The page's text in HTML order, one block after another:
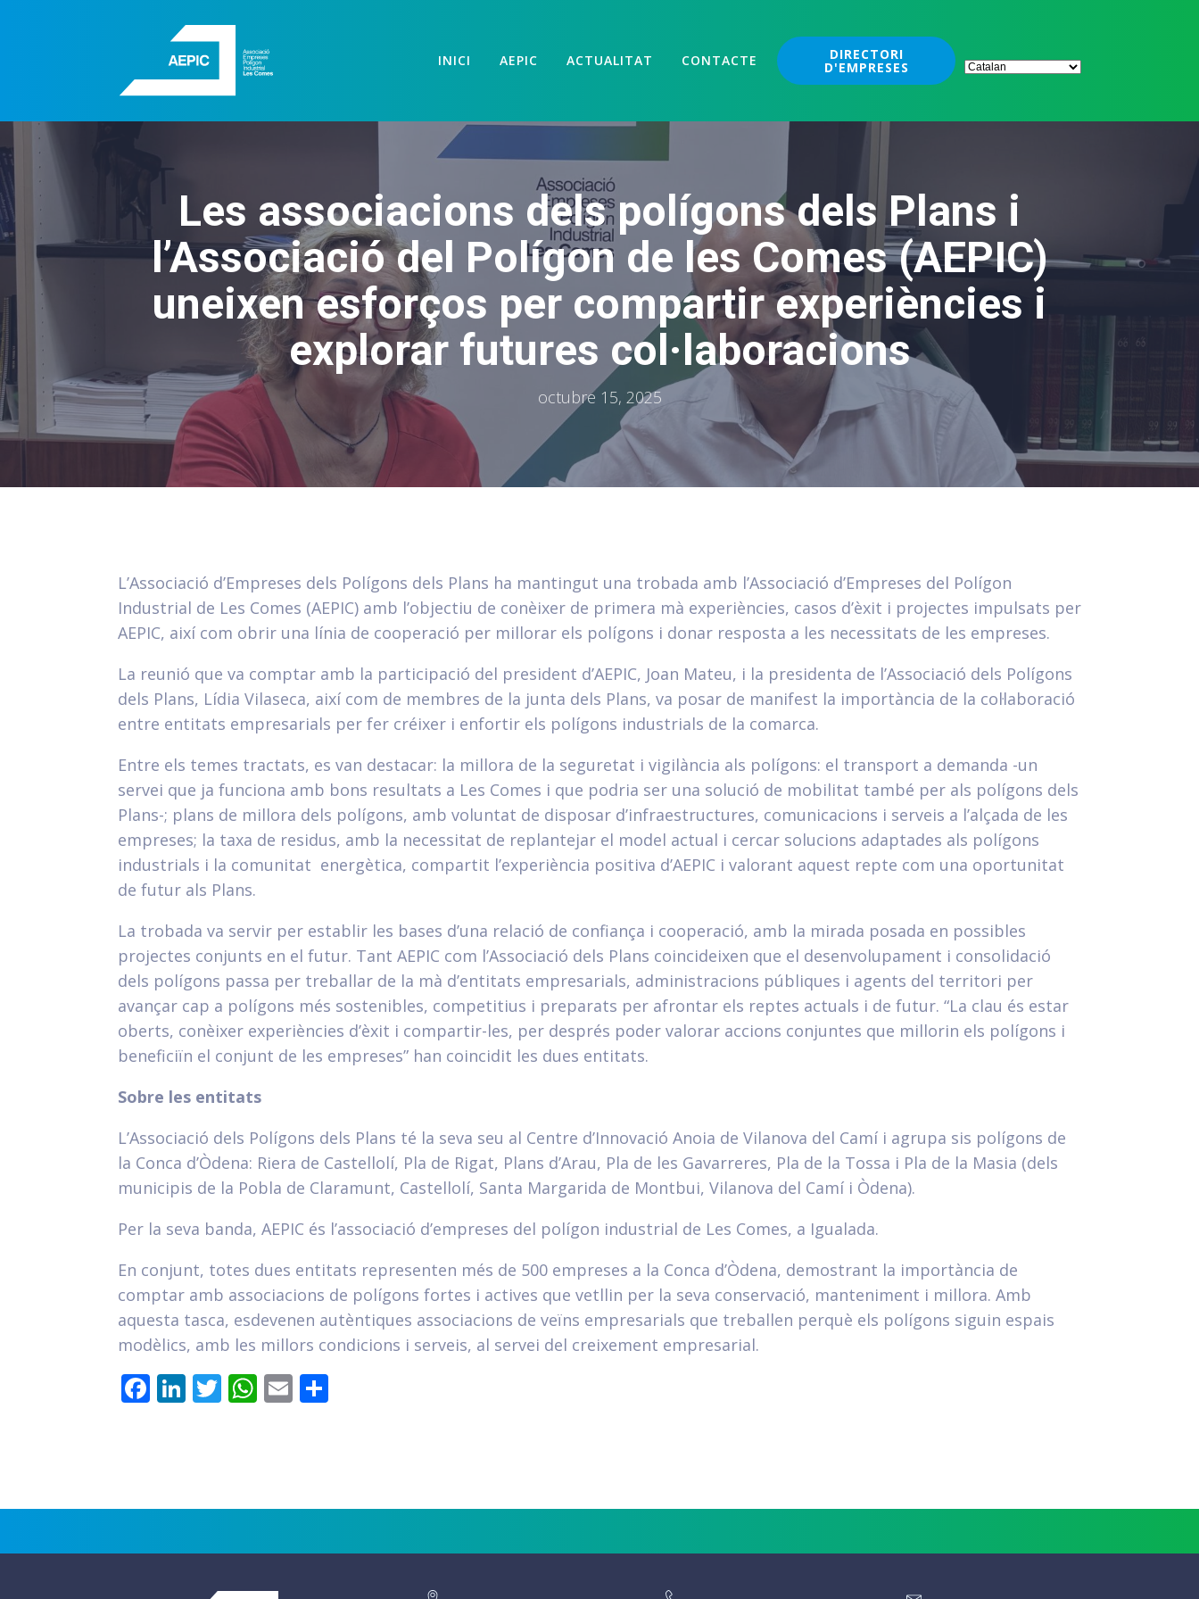
INICI AEPIC ACTUALITAT CONTACTE DIRECTORI
D'EMPRESES
Les associacions dels polígons dels Plans i
l’Associació del Polígon de les Comes (AEPIC)
uneixen esforços per compartir experiències i
explorar futures col·laboracions
octubre 15, 2025
L’Associació d’Empreses dels Polígons dels Plans ha mantingut una trobada amb l’Associació d’Empreses del Polígon
Industrial de Les Comes (AEPIC) amb l’objectiu de conèixer de primera mà experiències, casos d’èxit i projectes impulsats per
AEPIC, així com obrir una línia de cooperació per millorar els polígons i donar resposta a les necessitats de les empreses.
La reunió que va comptar amb la participació del president d’AEPIC, Joan Mateu, i la presidenta de l’Associació dels Polígons
dels Plans, Lídia Vilaseca, així com de membres de la junta dels Plans, va posar de manifest la importància de la col·laboració
entre entitats empresarials per fer créixer i enfortir els polígons industrials de la comarca.
Entre els temes tractats, es van destacar: la millora de la seguretat i vigilància als polígons: el transport a demanda -un
servei que ja funciona amb bons resultats a Les Comes i que podria ser una solució de mobilitat també per als polígons dels
Plans-; plans de millora dels polígons, amb voluntat de disposar d’infraestructures, comunicacions i serveis a l’alçada de les
empreses; la taxa de residus, amb la necessitat de replantejar el model actual i cercar solucions adaptades als polígons
industrials i la comunitat energètica, compartit l’experiència positiva d’AEPIC i valorant aquest repte com una oportunitat
de futur als Plans.
La trobada va servir per establir les bases d’una relació de confiança i cooperació, amb la mirada posada en possibles
projectes conjunts en el futur. Tant AEPIC com l’Associació dels Plans coincideixen que el desenvolupament i consolidació
dels polígons passa per treballar de la mà d’entitats empresarials, administracions públiques i agents del territori per
avançar cap a polígons més sostenibles, competitius i preparats per afrontar els reptes actuals i de futur. “La clau és estar
oberts, conèixer experiències d’èxit i compartir-les, per després poder valorar accions conjuntes que millorin els polígons i
beneficiïn el conjunt de les empreses” han coincidit les dues entitats.
Sobre les entitats
L’Associació dels Polígons dels Plans té la seva seu al Centre d’Innovació Anoia de Vilanova del Camí i agrupa sis polígons de
la Conca d’Òdena: Riera de Castellolí, Pla de Rigat, Plans d’Arau, Pla de les Gavarreres, Pla de la Tossa i Pla de la Masia (dels
municipis de la Pobla de Claramunt, Castellolí, Santa Margarida de Montbui, Vilanova del Camí i Òdena).
Per la seva banda, AEPIC és l’associació d’empreses del polígon industrial de Les Comes, a Igualada.
En conjunt, totes dues entitats representen més de 500 empreses a la Conca d’Òdena, demostrant la importància de
comptar amb associacions de polígons fortes i actives que vetllin per la seva conservació, manteniment i millora. Amb
aquesta tasca, esdevenen autèntiques associacions de veïns empresarials que treballen perquè els polígons siguin espais
modèlics, amb les millors condicions i serveis, al servei del creixement empresarial.
Facebook
LinkedIn
Twitter
WhatsApp
Email